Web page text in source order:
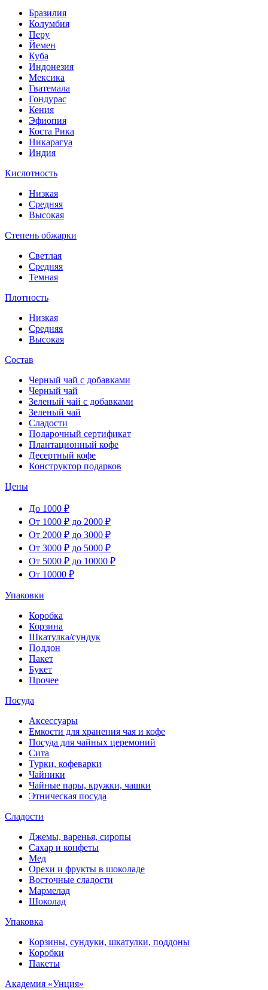
Бразилия
Колумбия
Перу
Йемен
Куба
Индонезия
Мексика
Гватемала
Гондурас
Кения
Эфиопия
Коста Рика
Никарагуа
Индия
Кислотность
Низкая
Средняя
Высокая
Степень обжарки
Светлая
Средняя
Темная
Плотность
Низкая
Средняя
Высокая
Состав
Черный чай с добавками
Черный чай
Зеленый чай с добавками
Зеленый чай
Сладости
Подарочный сертификат
Плантационный кофе
Десертный кофе
Конструктор подарков
Цены
До 1000 ₽
От 1000 ₽ до 2000 ₽
От 2000 ₽ до 3000 ₽
От 3000 ₽ до 5000 ₽
От 5000 ₽ до 10000 ₽
От 10000 ₽
Упаковки
Коробка
Корзина
Шкатулка/сундук
Поддон
Пакет
Букет
Прочее
Посуда
Аксессуары
Емкости для хранения чая и кофе
Посуда для чайных церемоний
Сита
Турки, кофеварки
Чайники
Чайные пары, кружки, чашки
Этническая посуда
Сладости
Джемы, варенья, сиропы
Сахар и конфеты
Мед
Орехи и фрукты в шоколаде
Восточные сладости
Мармелад
Шоколад
Упаковка
Корзины, сундуки, шкатулки, поддоны
Коробки
Пакеты
Академия «Унция»